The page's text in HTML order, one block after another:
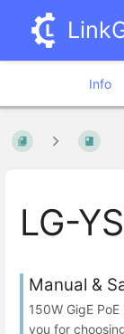
Info
LG-
Manual &
150W GigE
you for